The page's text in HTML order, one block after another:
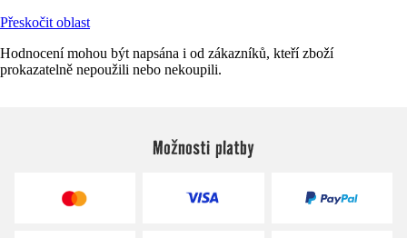
Přeskočit oblast
Hodnocení mohou být napsána i od zákazníků, kteří zboží
prokazatelně nepoužili nebo nekoupili.
Možnosti platby